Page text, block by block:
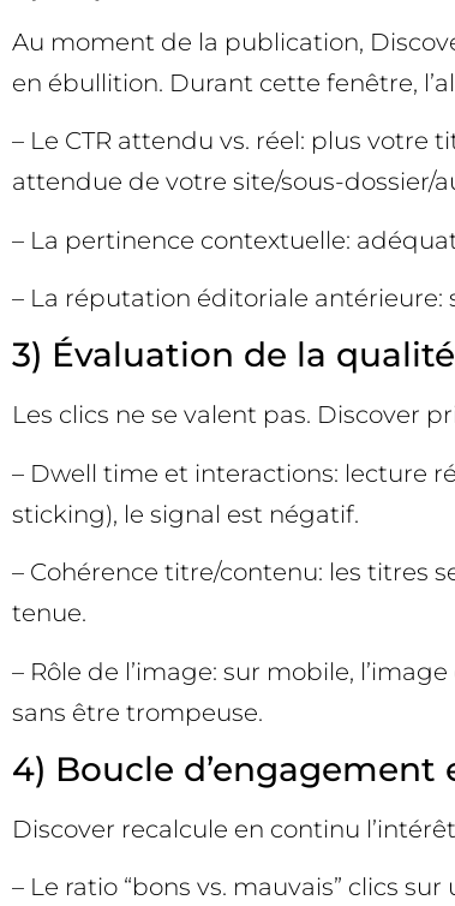
Au moment de la publication,
en ébullition. Durant cette fenêtre,
– Le CTR attendu vs. réel: plus
attendue de votre site/sous-dossier/
– La pertinence contextuelle:
– La réputation éditoriale antérieure:
3) Évaluation de la
Les clics ne se valent pas. Discover
– Dwell time et interactions: lecture
sticking), le signal est négatif.
– Cohérence titre/contenu: les titres
tenue.
– Rôle de l’image: sur mobile,
sans être trompeuse.
4) Boucle d’engagement
Discover recalcule en continu
– Le ratio “bons vs. mauvais” clics